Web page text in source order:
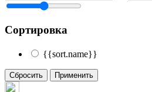
Сортировка
{{sort.name}}
Сбросить Применить